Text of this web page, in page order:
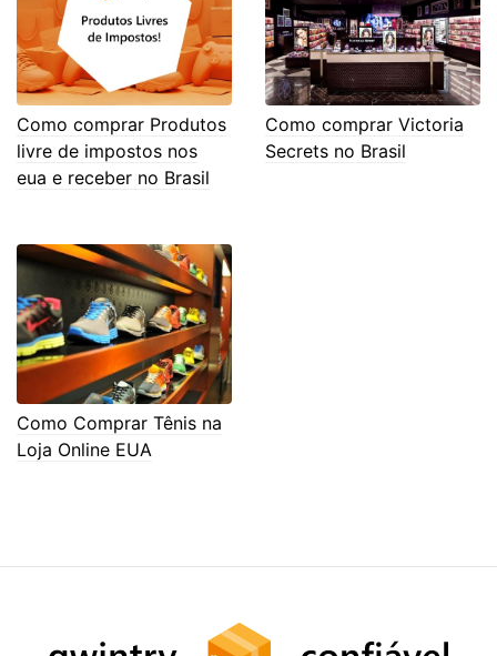
Como comprar Produtos
livre de impostos nos
eua e receber no Brasil
Como comprar Victoria
Secrets no Brasil
Como Comprar Tênis na
Loja Online EUA